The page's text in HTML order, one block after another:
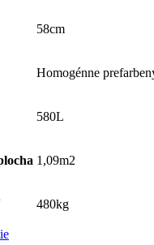
58cm
Homogénne
580L
1,09m2
480kg